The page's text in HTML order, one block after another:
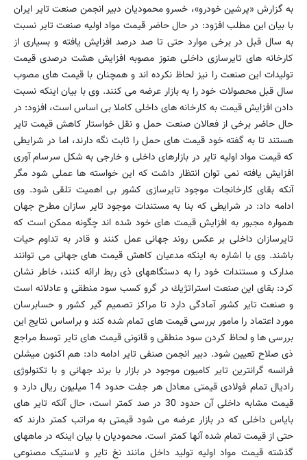
به گزارش «پرشین خودرو»، خسرو محمودیان دبیر انجمن صنعت تایر ایران
با بیان این مطلب افزود: در حال حاضر قیمت مواد اولیه صنعت تایر نسبت
به سال قبل در برخی موارد حتی تا صد درصد افزایش یافته و بسیاری از
کارخانه های تایرسازی داخلی هنوز مصوبه افزایش هشت درصدی قیمت
تولیدات این صنعت را نیز لحاظ نکرده اند و همچنان با قیمت های مصوب
سال قبل محصولات خود را به بازار عرضه می کنند. وی با بیان اینکه نسبت
دادن افزایش قیمت به کارخانه های داخلی کاملا بی اساس است، افزود: در
حال حاضر برخی از فعالان صنعت حمل و نقل خواستار کاهش قیمت تایر
هستند تا به گفته خود قیمت های حمل را ثابت نگه دارند، اما در شرایطی
که قیمت مواد اولیه تایر در بازارهای داخلی و خارجی به شکل سرسام آوری
افزایش یافته نمی توان انتظار داشت که این خواسته ها عملی شود مگر
آنكه بقای كارخانجات موجود تایرسازی كشور بی اهمیت تلقی شود. وی
ادامه داد: در شرایطی كه بنا به مستندات موجود تایر سازان مطرح جهان
همواره مجبور به افزایش قیمت های خود شده اند چگونه ممكن است كه
تایرسازان داخلی بر عكس روند جهانی عمل کنند و قادر به تداوم حیات
باشند. وی با اشاره به اینکه مدعیان كاهش قیمت های جهانی می توانند
مدارک و مستندات خود را به دستگاههای ذی ربط ارائه کنند، خاطر نشان
کرد: بقای این صنعت استراتژیك در گرو كسب سود منطقی و عادلانه است
و صنعت تایر كشور آمادگی دارد تا مراكز تصمیم گیر كشور و حسابرسان
مورد اعتماد را مامور بررسی قیمت های تمام شده کند و براساس نتایج این
بررسی ها و لحاظ كردن سود منطقی و قانونی قیمت های تایر توسط مراجع
ذی صلاح تعیین شود. دبیر انجمن صنفی تایر ادامه داد: هم اکنون میشلن
فرانسه گرانترین تایر کامیون موجود در بازار با برند جهانی و با تکنولوژی
رادیال تمام فولادی قیمتی معادل هر جفت حدود 14 میلیون ریال دارد و
قیمت مشابه داخلی آن حدود 30 در صد كمتر است، حال آنکه تایر های
بایاس داخلی كه در بازار عرضه می شود قیمتی به مراتب كمتر دارند كه
حتی از قیمت تمام شده آنها كمتر است. محمودیان با بیان اینکه در ماههای
گذشته قیمت مواد اولیه تولید داخل مانند نخ تایر و لاستیک مصنوعی